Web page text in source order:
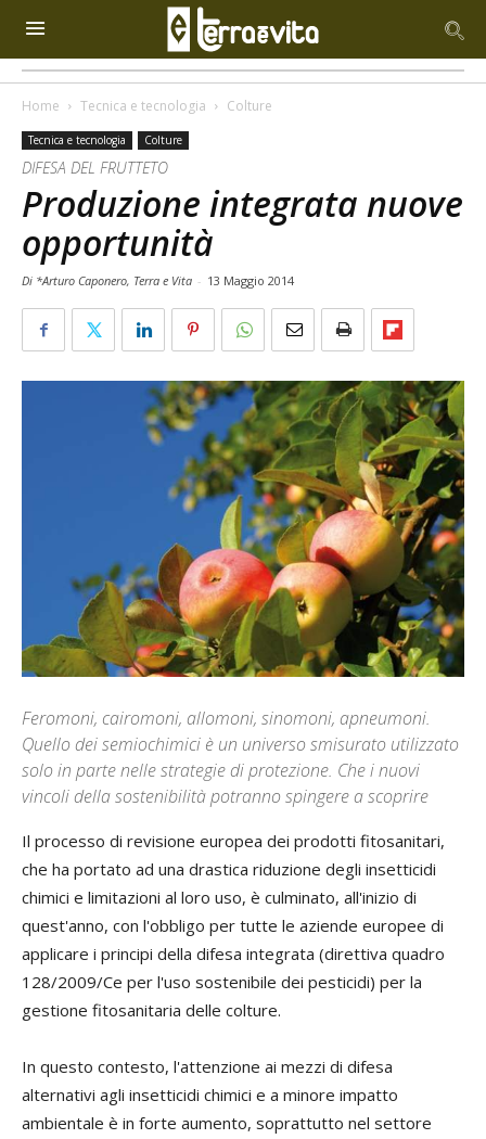
Home Tecnica e tecnologia Colture
Tecnica e tecnologia Colture
DIFESA DEL FRUTTETO
Produzione integrata nuove
opportunità
Di *Arturo Caponero, Terra e Vita - 13 Maggio 2014
Feromoni, cairomoni, allomoni, sinomoni, apneumoni.
Quello dei semiochimici è un universo smisurato utilizzato
solo in parte nelle strategie di protezione. Che i nuovi
vincoli della sostenibilità potranno spingere a scoprire
Il processo di revisione europea dei prodotti fitosanitari,
che ha portato ad una drastica riduzione degli insetticidi
chimici e limitazioni al loro uso, è culminato, all'inizio di
quest'anno, con l'obbligo per tutte le aziende europee di
applicare i principi della difesa integrata (direttiva quadro
128/2009/Ce per l'uso sostenibile dei pesticidi) per la
gestione fitosanitaria delle colture.
In questo contesto, l'attenzione ai mezzi di difesa
alternativi agli insetticidi chimici e a minore impatto
ambientale è in forte aumento, soprattutto nel settore